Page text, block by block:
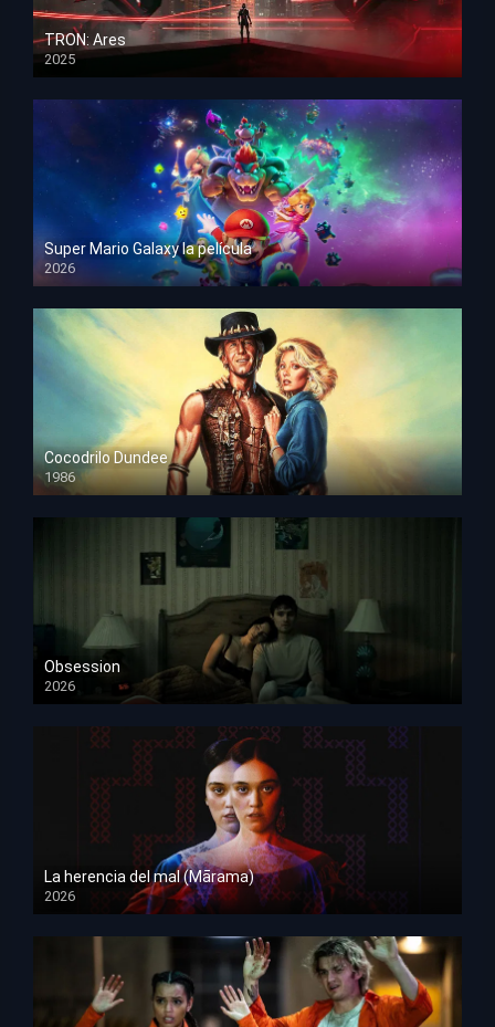
TRON: Ares
2025
HD 1080p
Super Mario Galaxy la película
2026
HD 1080p
Cocodrilo Dundee
1986
HD 1080p
Obsession
2026
HD 1080p
La herencia del mal (Mārama)
2026
HD 1080p